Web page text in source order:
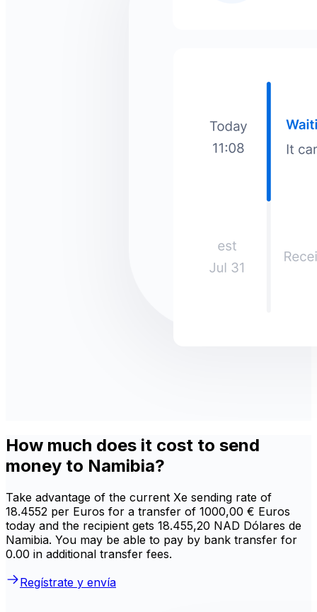
How much does it cost to send
money to Namibia?
Take advantage of the current Xe sending rate of
18.4552 per Euros for a transfer of 1000,00 € Euros
today and the recipient gets 18.455,20 NAD Dólares de
Namibia. You may be able to pay by bank transfer for
0.00 in additional transfer fees.
Regístrate y envía